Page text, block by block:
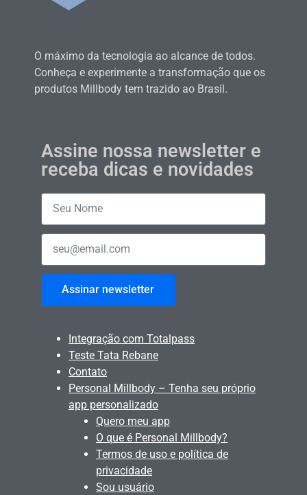
O máximo da tecnologia ao alcance de todos.
Conheça e experimente a transformação que os
produtos Millbody tem trazido ao Brasil.
Assine nossa newsletter e
receba dicas e novidades
Assinar newsletter
Integração com Totalpass
Teste Tata Rebane
Contato
Personal Millbody – Tenha seu próprio
app personalizado
Quero meu app
O que é Personal Millbody?
Termos de uso e política de
privacidade
Sou usuário